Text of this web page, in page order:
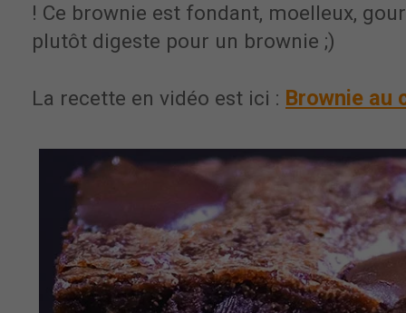
! Ce brownie est fondant, moelleux,
plutôt digeste pour un brownie ;)
La recette en vidéo est ici : Brownie au